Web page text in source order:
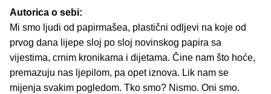
Autorica o sebi:
Mi smo ljudi od papirmašea, plastični odljevi na koje od
prvog dana lijepe sloj po sloj novinskog papira sa
vijestima, crnim kronikama i dijetama. Čine nam što hoće,
premazuju nas ljepilom, pa opet iznova. Lik nam se
mijenja svakim pogledom. Tko smo? Nismo. Oni smo.